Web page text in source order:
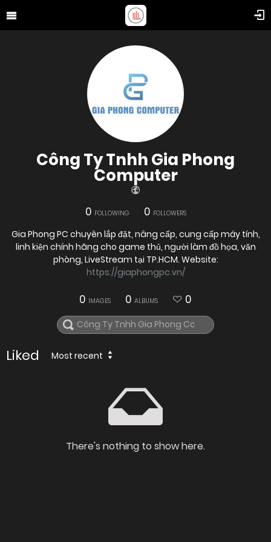
Công Ty Tnhh Gia Phong
Computer
0 FOLLOWING 0 FOLLOWERS
Gia Phong PC chuyên lắp đặt, nâng cấp, cung cấp máy tính,
linh kiện chính hãng cho game thủ, người làm đồ họa, văn
phòng, LiveStream tại TP.HCM. Website:
https://giaphongpc.vn/
0 IMAGES 0 ALBUMS 0
Liked Most recent
There's nothing to show here.